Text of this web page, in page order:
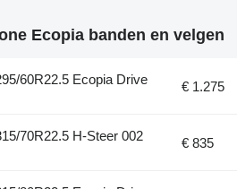
Ecopia banden en velgen
60R22.5 Ecopia Drive
€ 1.275
70R22.5 H-Steer 002
€ 835